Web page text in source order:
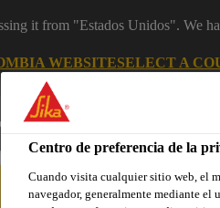
it from "Estados Unidos". We
WEBSITESELECT A
Centro de preferencia de la
Cuando visita cualquier sitio web, el
navegador, generalmente mediante el